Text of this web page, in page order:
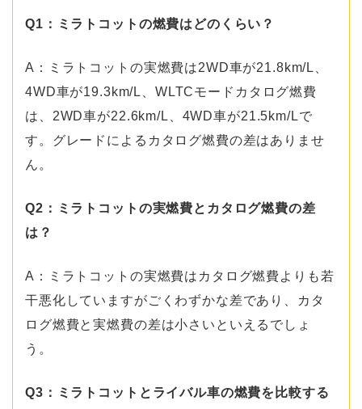
Q1：ミラトコットの燃費はどのくらい？
A：ミラトコットの実燃費は2WD車が21.8km/L、
4WD車が19.3km/L、WLTCモードカタログ燃費
は、2WD車が22.6km/L、4WD車が21.5km/Lで
す。グレードによるカタログ燃費の差はありませ
ん。
Q2：ミラトコットの実燃費とカタログ燃費の差
は？
A：ミラトコットの実燃費はカタログ燃費よりも若
干悪化していますがごくわずかな差であり、カタ
ログ燃費と実燃費の差は小さいといえるでしょ
う。
Q3：ミラトコットとライバル車の燃費を比較する